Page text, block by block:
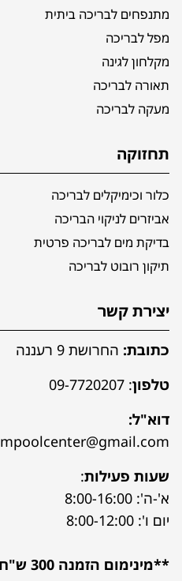
מתנפחים לבריכה ביתית
מפל לבריכה
מקלחון לגינה
תאורה לבריכה
מעקה לבריכה
תחזוקה
כלור וכימיקלים לבריכה
אביזרים לניקוי הבריכה
בדיקת מים לבריכה פרטית
תיקון רובוט לבריכה
יצירת קשר
כתובת: החרושת 9 רעננה
טלפון:
09-7720207
דוא"ל:
mpoolcenter@gmail.com
שעות פעילות:
א'-ה': 8:00-16:00
יום ו': 8:00-12:00
**מינימום הזמנה 300 ש"ח**